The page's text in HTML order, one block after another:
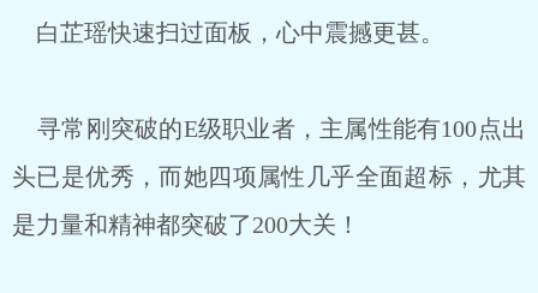
白芷瑶快速扫过面板，心中震撼更甚。
寻常刚突破的E级职业者，主属性能有100点出
头已是优秀，而她四项属性几乎全面超标，尤其
是力量和精神都突破了200大关！